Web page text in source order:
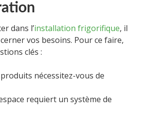
dans l’installation frigorifique, il
vos besoins. Pour ce faire,
clés :
nécessitez-vous de
requiert un système de